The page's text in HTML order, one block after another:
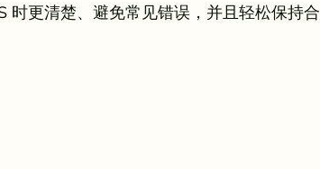
时更清楚、避免常见错误，并且轻松保持合